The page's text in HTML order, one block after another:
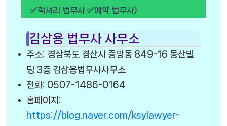
✅럭셔리 법무사 ✅예약 법무사)
김삼용 법무사 사무소
주소: 경상북도 경산시 중방동 849-16 동산빌
딩 3층 김삼용법무사사무소
전화: 0507-1486-0164
홈페이지:
https://blog.naver.com/ksylawyer-